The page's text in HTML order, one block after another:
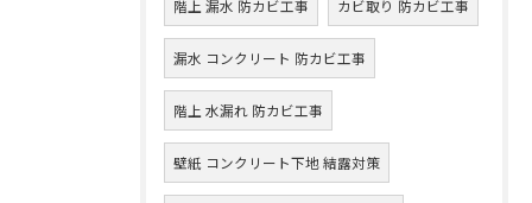
階上 漏水 防カビ工事 カビ取り 防カビ工事
漏水 コンクリート 防カビ工事
階上 水漏れ 防カビ工事
壁紙 コンクリート下地 結露対策